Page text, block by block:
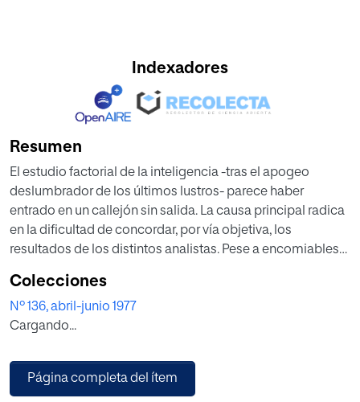
Indexadores
Resumen
El estudio factorial de la inteligencia -tras el apogeo
deslumbrador de los últimos lustros- parece haber
entrado en un callejón sin salida. La causa principal radica
en la dificultad de concordar, por vía objetiva, los
resultados de los distintos analistas. Pese a encomiables
de factores acumulados. Nuestro método de análisis
dimensional, simulacro del factorial, con menos títulos de
garantía científica, pero con otras posibilidades a causa
ensayo de concordancia.
Colecciones
Nº 136, abril-junio 1977
Cargando...
Página completa del ítem